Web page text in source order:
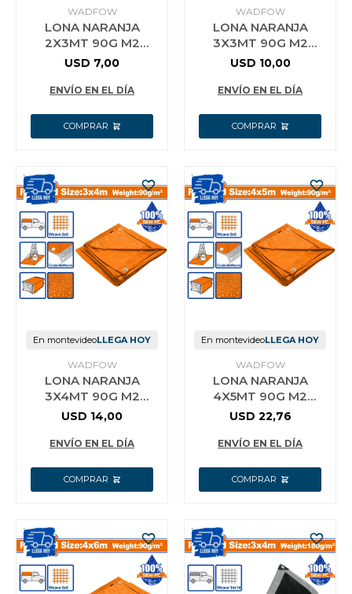
WADFOW
LONA NARANJA
2X3MT 90G M2
IMPERMEABLE
USD 7,00
ENVÍO EN EL DÍA
WADFOW
LONA NARANJA
3X3MT 90G M2
IMPERMEABLE
USD 10,00
ENVÍO EN EL DÍA
En montevideoLLEGA HOY
WADFOW
LONA NARANJA
3X4MT 90G M2
IMPERMEABLE
USD 14,00
ENVÍO EN EL DÍA
En montevideoLLEGA HOY
WADFOW
LONA NARANJA
4X5MT 90G M2
IMPERMEABLE
USD 22,76
ENVÍO EN EL DÍA